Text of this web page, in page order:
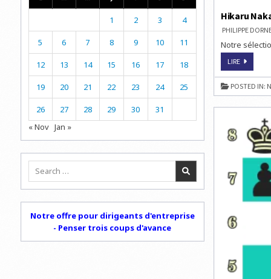
Hikaru
PHILIPPE
Notre
LIREHIKARU
EN
TÊTE
DANS
LE
POSTED IN:
1 2 3 4
5 6 7 8 9 10 11
12 13 14 15 16 17 18
19 20 21 22 23 24 25
26 27 28 29 30
31
« Nov Jan »
Search
Notre offre pour dirigeants d'entreprise
- Penser trois coups d'avance